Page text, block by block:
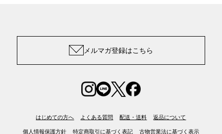
メルマガ登録はこちら
はじめての方へ よくある質問 配送・送料 返品について
個人情報保護方針 特定商取引に基づく表記 古物営業法に基づく表示